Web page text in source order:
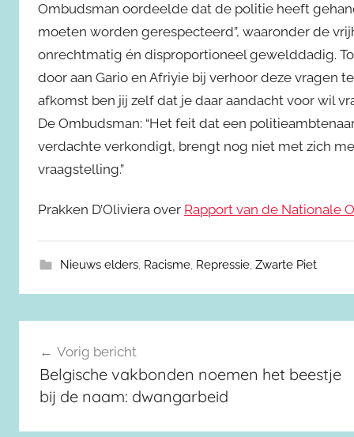
Ombudsman oordeelde dat de politie heeft
moeten worden gerespecteerd”, waaronder de
onrechtmatig én disproportioneel gewelddadig.
door aan Gario en Afriyie bij verhoor deze vragen
afkomst ben jij zelf dat je daar aandacht voor wil
De Ombudsman: “Het feit dat een
verdachte verkondigt, brengt nog niet met zich
vraagstelling.”
Prakken D’Oliviera over Rapport van de Nationale
Nieuws elders, Racisme, Repressie, Zwarte Piet
Berichtnavigatie
Vorig bericht
Belgische vakbonden noemen het beestje
bij de naam: dwangarbeid